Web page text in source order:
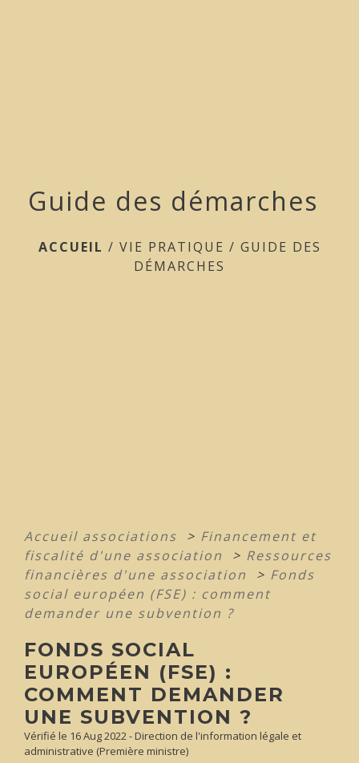
Guide des démarches
ACCUEIL / VIE PRATIQUE / GUIDE DES
DÉMARCHES
Accueil associations > Financement et
fiscalité d'une association
> Ressources
financières d'une association
> Fonds
social européen (FSE) : comment
demander une subvention ?
FONDS SOCIAL
EUROPÉEN (FSE) :
COMMENT DEMANDER
UNE SUBVENTION ?
Vérifié le 16 Aug 2022 - Direction de l'information légale et
administrative (Première ministre)